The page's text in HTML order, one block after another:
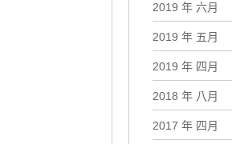
2019 年 六月
2019 年 五月
2019 年 四月
2018 年 八月
2017 年 四月